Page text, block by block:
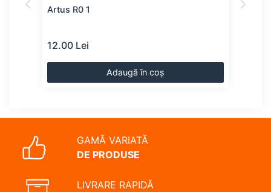
Artus R0 1
12.00 Lei
Adaugă în coș
GAMĂ VARIATĂ
DE PRODUSE
LIVRARE RAPIDĂ